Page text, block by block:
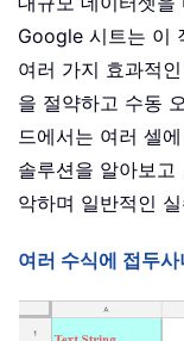
Google 시트는 이
여러 가지 효과적
을 절약하고 수동
드에서는 여러 셀
솔루션을 알아보
악하며 일반적인
여러 수식에 접두